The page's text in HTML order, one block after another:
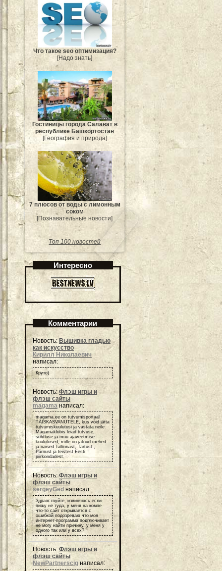
Что такое seo оптимизация?
[Надо знать]
Гостиницы города Салават в
республике Башкортостан
[География и природа]
7 плюсов от воды с лимонным
соком
[Познавательные новости]
Топ 100 новостей
Интересно
Комментарии
Новость: Вышивка гладью
как искусство
Кирилл Николаевич
написал:
Круто)
Новость:Флэш игры и
флэш сайты
magama написал:
magama.ee on tutvumisportaal
TÄISKASVANUTELE, kus võid jätta
tutvumiskuulutusi ja vastata neile.
Magamaklubis leiad tutvuse,
suhtluse ja muu ajaveetmise
kuulutused, mille on jätnud mehed
ja naised Tallinnast, Tartust ,
Pärnust ja teistest Eesti
piirkondadest.
Новость:Флэш игры и
флэш сайты
sergeyGed написал:
Здравствуйте, извиняюсь если
пишу не туда, у меня на компе
что-то сайт открывается с
ошибкой подозреваю что моя
интернет-программа подглючивает
не могу найти причину, у меня у
одного так или у всех?
Новость: Флэш игры и
флэш сайты
NewPartnerscig написал: